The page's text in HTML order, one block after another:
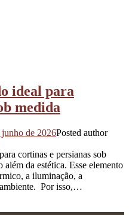
ideal para
medida
junho de 2026Posted author
cortinas e persianas sob
da estética. Esse elemento
a iluminação, a
Por isso,…